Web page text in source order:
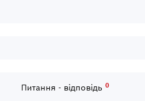
Питання - відповідь 0